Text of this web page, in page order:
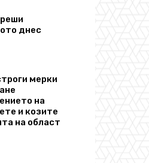
днес
мерки
на
и козите
на област